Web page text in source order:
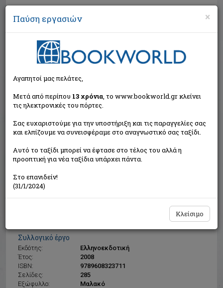
Αναζήτηση
Συλλογικό έργο
Εκδότης:
Ελληνοεκδοτική
Έτος:
2008
ISBN:
9789608323711
Σελίδες:
285
Εξώφυλλο:
Μαλακό
Η τιμή μας:€10,08
Δεν υπάρχει δυνατότητα παραγγελίας
×
Παύση εργασιών
Αγαπητοί μας πελάτες,
Μετά από περίπου 13 χρόνια, το www.bookworld.gr κλείνει
τις ηλεκτρονικές του πόρτες.
Σας ευχαριστούμε για την υποστήριξη και τις παραγγελίες σας
και ελπίζουμε να συνεισφέραμε στο αναγνωστικό σας ταξίδι.
Αυτό το ταξίδι μπορεί να έφτασε στο τέλος του αλλά η
προοπτική για νέα ταξίδια υπάρχει πάντα.
Στο επανιδείν!
(31/1/2024)
Κλείσιμο